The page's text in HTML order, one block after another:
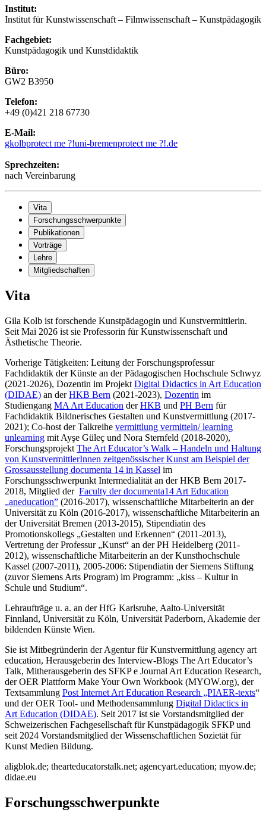
Institut:
Institut für Kunstwissenschaft – Filmwissenschaft – Kunstpädagogik
Fachgebiet:
Kunstpädagogik und Kunstdidaktik
Büro:
GW2 B3950
Telefon:
+49 (0)421 218 67730
E-Mail:
gkolbprotect me ?!uni-bremenprotect me ?!.de
Sprechzeiten:
nach Vereinbarung
Vita
Forschungsschwerpunkte
Publikationen
Vorträge
Lehre
Mitgliedschaften
Vita
Gila Kolb ist forschende Kunstpädagogin und Kunstvermittlerin.
Seit Mai 2026 ist sie Professorin für Kunstwissenschaft und
Ästhetische Theorie.
Vorherige Tätigkeiten: Leitung der Forschungsprofessur
Fachdidaktik der Künste an der Pädagogischen Hochschule Schwyz
(2021-2026), Dozentin im Projekt Digital Didactics in Art Education
(DIDAE) an derHKB Bern (2021-2023), Dozentin im
Studiengang MA Art Education derHKB und PH Bern für
Fachdidaktik Bildnerisches Gestalten und Kunstvermittlung (2017-
2021); Co-host der Talkreihe vermittlung vermitteln/ learning
unlearning mit Ayşe Güleç und Nora Sternfeld (2018-2020),
Forschungsprojekt The Art Educator’s Walk – Handeln und Haltung
von KunstvermittlerInnen zeitgenössischer Kunst am Beispiel der
Grossausstellung documenta 14 in Kassel im
Forschungsschwerpunkt Intermedialität an der HKB Bern 2017-
2018, Mitglied der Faculty der documenta14 Art Education
„aneducation” (2016-2017), wissenschaftliche Mitarbeiterin an der
Universität zu Köln (2016-2017), wissenschaftliche Mitarbeiterin an
der Universität Bremen (2013-2015), Stipendiatin des
Promotionskollegs „Gestalten und Erkennen“ (2011-2013),
Vertretung der Professur „Kunst“ an der PH Heidelberg (2011-
2012), wissenschaftliche Mitarbeiterin an der Kunsthochschule
Kassel (2007-2011), 2005-2006: Stipendiatin der Siemens Stiftung
(zuvor Siemens Arts Program) im Programm: „kiss – Kultur in
Schule und Studium“.
Lehraufträge u. a. an der HfG Karlsruhe, Aalto-Universität
Finnland, Universität zu Köln, Universität Paderborn, Akademie der
bildenden Künste Wien.
Sie ist Mitbegründerin der Agentur für Kunstvermittlung agency art
education, Herausgeberin des Interview-Blogs The Art Educator’s
Talk, Mitherausgeberin des SFKP e Journal Art Education Research,
der OER Plattform Make Your Own Workbook (MYOW.org), der
Textsammlung Post Internet Art Education Research „PIAER-texts“
und der OER Tool- und Methodensammlung Digital Didactics in
Art Education (DIDAE). Seit 2017 ist sie Vorstandsmitglied der
Schweizerischen Fachgesellschaft für Kunstpädagogik SFKP und
seit 2024 Vorstandsmitglied der Wissenschaftlichen Sozietät für
Kunst Medien Bildung.
aligblok.de; thearteducatorstalk.net; agencyart.education; myow.de;
didae.eu
Forschungsschwerpunkte